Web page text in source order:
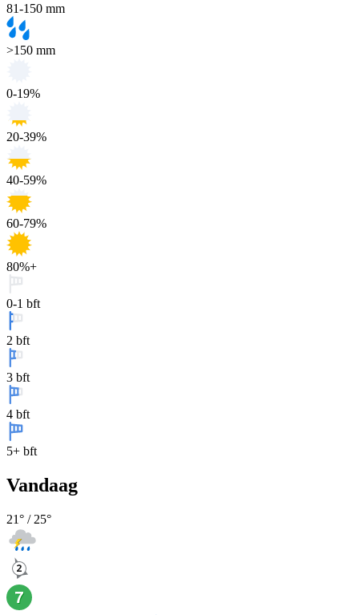
81-150 mm
>150 mm
0-19%
20-39%
40-59%
60-79%
80%+
0-1 bft
2 bft
3 bft
4 bft
5+ bft
Vandaag
21° / 25°